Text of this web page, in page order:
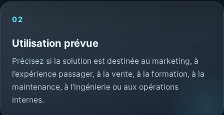
02
Utilisation prévue
Précisez si la solution est destinée au marketing, à
l’expérience passager, à la vente, à la formation, à la
maintenance, à l’ingénierie ou aux opérations
internes.